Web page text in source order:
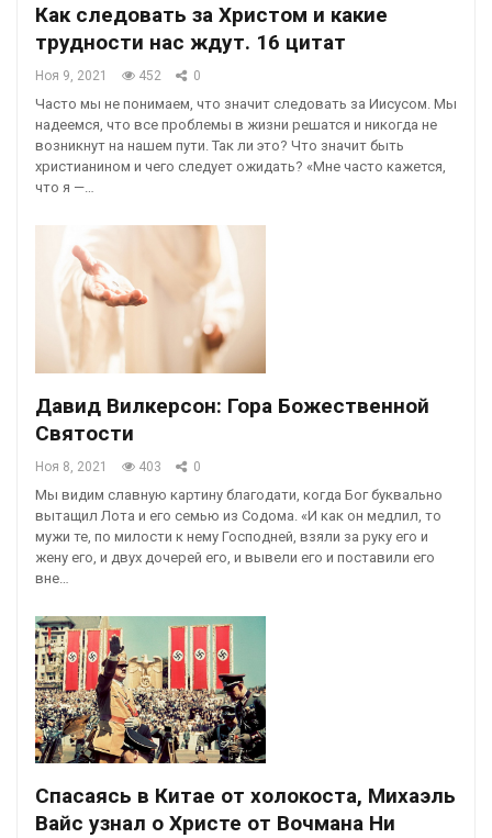
Как следовать за Христом и какие
трудности нас ждут. 16 цитат
Ноя 9, 2021 452 0
Часто мы не понимаем, что значит следовать за Иисусом. Мы
надеемся, что все проблемы в жизни решатся и никогда не
возникнут на нашем пути. Так ли это? Что значит быть
христианином и чего следует ожидать? «Мне часто кажется,
что я —…
Давид Вилкерсон: Гора Божественной
Святости
Ноя 8, 2021 403 0
Мы видим славную картину благодати, когда Бог буквально
вытащил Лота и его семью из Содома. «И как он медлил, то
мужи те, по милости к нему Господней, взяли за руку его и
жену его, и двух дочерей его, и вывели его и поставили его
вне…
Спасаясь в Китае от холокоста, Михаэль
Вайс узнал о Христе от Вочмана Ни